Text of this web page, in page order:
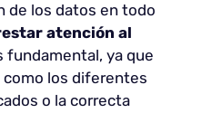
de los datos en todo
atención al
fundamental, ya que
como los diferentes
o la correcta